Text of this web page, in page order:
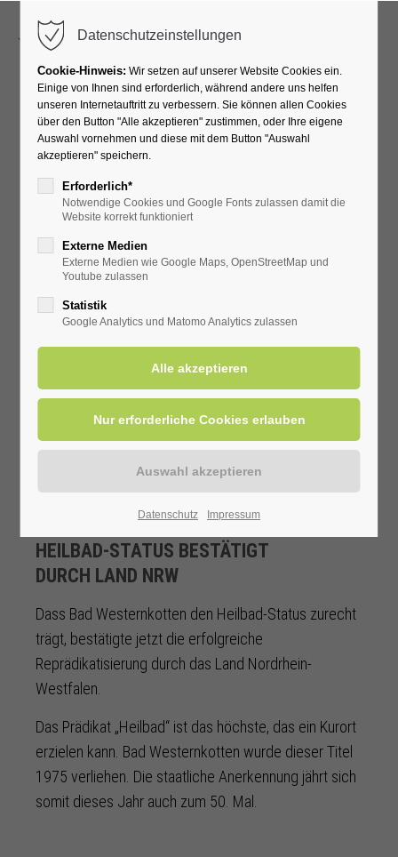
News & Tipps
GROSSE FREUDE ÜBER REPRÄDIKATISIERUNG IM J
UBILÄUMSJAHR
HEILBAD-STATUS BESTÄTIGT
DURCH LAND NRW
Dass Bad Westernkotten den Heilbad-Status zurecht
trägt, bestätigte jetzt die erfolgreiche
Reprädikatisierung durch das Land Nordrhein-
Westfalen.
Das Prädikat „Heilbad“ ist das höchste, das ein Kurort
erzielen kann. Bad Westernkotten wurde dieser Titel
1975 verliehen. Die staatliche Anerkennung jährt sich
somit dieses Jahr auch zum 50. Mal.
Datenschutzeinstellungen
Cookie-Hinweis: Wir setzen auf unserer Website Cookies ein.
Einige von Ihnen sind erforderlich, während andere uns helfen
unseren Internetauftritt zu verbessern. Sie können allen Cookies
über den Button "Alle akzeptieren" zustimmen, oder Ihre eigene
Auswahl vornehmen und diese mit dem Button "Auswahl
akzeptieren" speichern.
Erforderlich*
Notwendige Cookies und Google Fonts zulassen damit die
Website korrekt funktioniert
Externe Medien
Externe Medien wie Google Maps, OpenStreetMap und
Youtube zulassen
Statistik
Google Analytics und Matomo Analytics zulassen
Datenschutz Impressum